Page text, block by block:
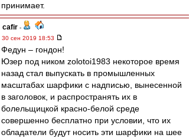
принимает.
cafir -
30 сен 2019 18:53
Федун – гондон!
Юзер под ником zolotoi1983 некоторое время
назад стал выпускать в промышленных
масштабах шарфики с надписью, вынесенной
в заголовок, и распространять их в
болельщицкой красно-белой среде
совершенно бесплатно при условии, что их
обладатели будут носить эти шарфики на шее